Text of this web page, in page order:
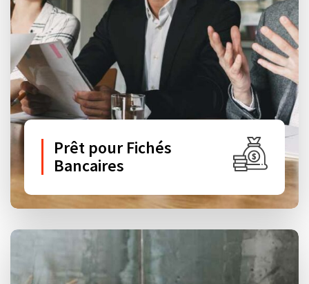
Prêt pour Fichés
Bancaires